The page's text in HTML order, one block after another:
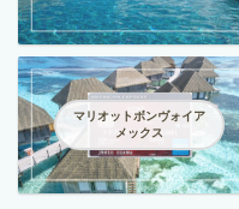
マリオットボンヴォイア
メックス